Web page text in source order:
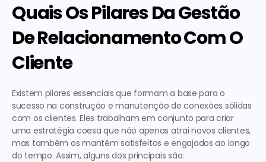
Quais Os Pilares Da Gestão
De Relacionamento Com O
Cliente
Existem pilares essenciais que formam a base para o
sucesso na construção e manutenção de conexões sólidas
com os clientes. Eles trabalham em conjunto para criar
uma estratégia coesa que não apenas atrai novos clientes,
mas também os mantém satisfeitos e engajados ao longo
do tempo. Assim, alguns dos principais são: